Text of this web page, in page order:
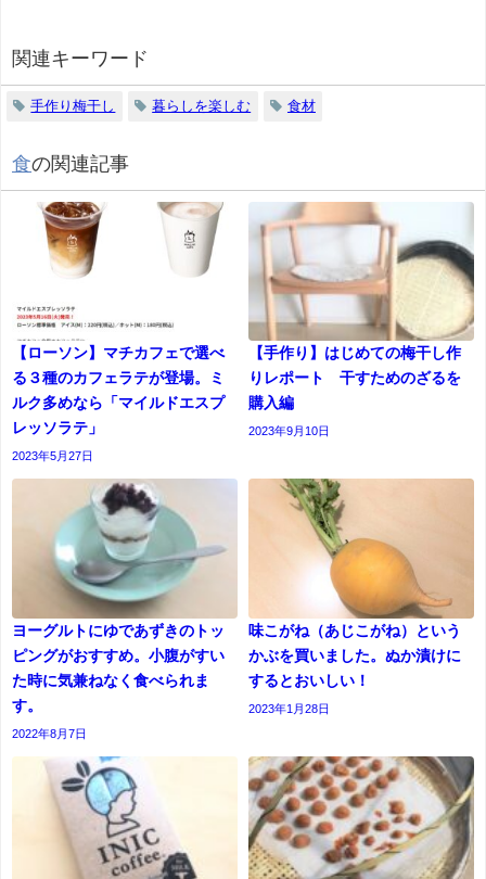
関連キーワード
手作り梅干し 暮らしを楽しむ 食材
食の関連記事
【ローソン】マチカフェで選べ
る３種のカフェラテが登場。ミ
ルク多めなら「マイルドエスプ
レッソラテ」
2023年5月27日
【手作り】はじめての梅干し作
りレポート 干すためのざるを
購入編
2023年9月10日
ヨーグルトにゆであずきのトッ
ピングがおすすめ。小腹がすい
た時に気兼ねなく食べられま
す。
2022年8月7日
味こがね（あじこがね）という
かぶを買いました。ぬか漬けに
するとおいしい！
2023年1月28日